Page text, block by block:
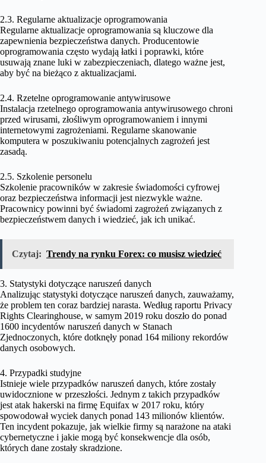
2.3. Regularne aktualizacje oprogramowania
Regularne aktualizacje oprogramowania są kluczowe dla
zapewnienia bezpieczeństwa danych. Producentowie
oprogramowania często wydają łatki i poprawki, które
usuwają znane luki w zabezpieczeniach, dlatego ważne jest,
aby być na bieżąco z aktualizacjami.
2.4. Rzetelne oprogramowanie antywirusowe
Instalacja rzetelnego oprogramowania antywirusowego chroni
przed wirusami, złośliwym oprogramowaniem i innymi
internetowymi zagrożeniami. Regularne skanowanie
komputera w poszukiwaniu potencjalnych zagrożeń jest
zasadą.
2.5. Szkolenie personelu
Szkolenie pracowników w zakresie świadomości cyfrowej
oraz bezpieczeństwa informacji jest niezwykle ważne.
Pracownicy powinni być świadomi zagrożeń związanych z
bezpieczeństwem danych i wiedzieć, jak ich unikać.
Czytaj: Trendy na rynku Forex: co musisz wiedzieć
3. Statystyki dotyczące naruszeń danych
Analizując statystyki dotyczące naruszeń danych, zauważamy,
że problem ten coraz bardziej narasta. Według raportu Privacy
Rights Clearinghouse, w samym 2019 roku doszło do ponad
1600 incydentów naruszeń danych w Stanach
Zjednoczonych, które dotknęły ponad 164 miliony rekordów
danych osobowych.
4. Przypadki studyjne
Istnieje wiele przypadków naruszeń danych, które zostały
uwidocznione w przeszłości. Jednym z takich przypadków
jest atak hakerski na firmę Equifax w 2017 roku, który
spowodował wyciek danych ponad 143 milionów klientów.
Ten incydent pokazuje, jak wielkie firmy są narażone na ataki
cybernetyczne i jakie mogą być konsekwencje dla osób,
których dane zostały skradzione.